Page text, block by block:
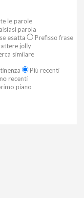
le parole
parola
esatta
Prefisso frase
jolly
similare
Più recenti
recenti
piano